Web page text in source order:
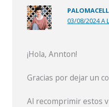
03/08/2024 A
¡Hola, Annton!
Gracias por dejar un
Al recomprimir estos